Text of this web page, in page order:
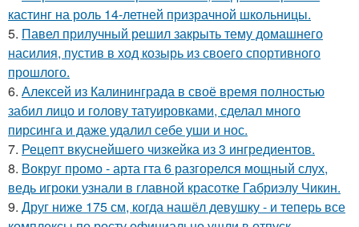
кастинг на роль 14-летней призрачной школьницы.
5. Павел прилучный решил закрыть тему домашнего
насилия, пустив в ход козырь из своего спортивного
прошлого.
6. Алексей из Калининграда в своё время полностью
забил лицо и голову татуировками, сделал много
пирсинга и даже удалил себе уши и нос.
7. Рецепт вкуснейшего чизкейка из 3 ингредиентов.
8. Вокруг промо - арта гта 6 разгорелся мощный слух,
ведь игроки узнали в главной красотке Габриэлу Чикин.
9. Друг ниже 175 см, когда нашёл девушку - и теперь все